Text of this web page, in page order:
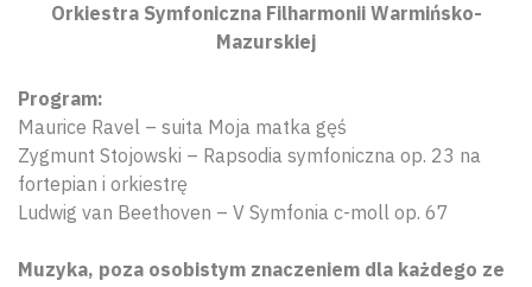
Orkiestra Symfoniczna Filharmonii Warmińsko-
Mazurskiej
Program:
Maurice Ravel – suita Moja matka gęś
Zygmunt Stojowski – Rapsodia symfoniczna op. 23 na
fortepian i orkiestrę
Ludwig van Beethoven – V Symfonia c-moll op. 67
Muzyka, poza osobistym znaczeniem dla każdego ze